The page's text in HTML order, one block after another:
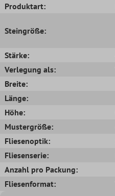
Produktart:
Steingröße:
Stärke:
Verlegung als:
Breite:
Länge:
Höhe:
Mustergröße:
Fliesenoptik:
Fliesenserie:
Anzahl pro Packung:
Fliesenformat: